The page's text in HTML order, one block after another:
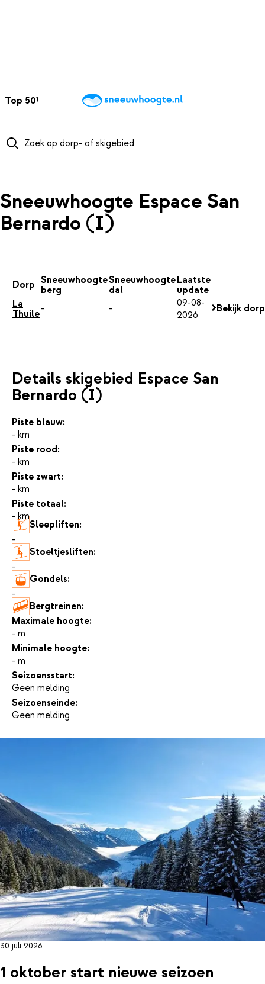
Top 50Webcams WintersportweerKaarten
Sneeuwhoogte Espace San
Bernardo (I)
Dorp Sneeuwhoogte
berg
Sneeuwhoogte
dal
Laatste
update
La
Thuile- -
09-08-
2026
Bekijk dorp
Details skigebied Espace San
Bernardo (I)
Piste blauw:
- km
Piste rood:
- km
Piste zwart:
- km
Piste totaal:
- km
Sleepliften:
-
Stoeltjesliften:
-
Gondels:
-
Bergtreinen:
-
Maximale hoogte:
- m
Minimale hoogte:
- m
Seizoensstart:
Geen melding
Seizoenseinde:
Geen melding
30 juli 2026
1 oktober start nieuwe seizoen